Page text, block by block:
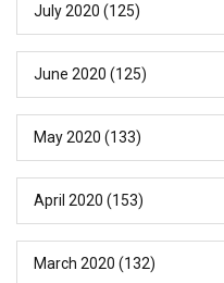
July 2020 (125)
June 2020 (125)
May 2020 (133)
April 2020 (153)
March 2020 (132)